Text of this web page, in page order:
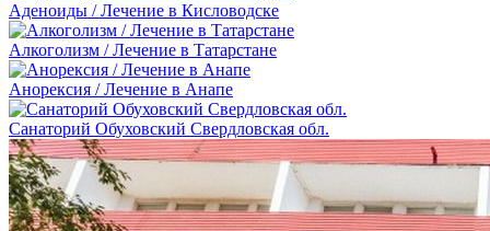
Аденоиды / Лечение в Кисловодске
Алкоголизм / Лечение в Татарстане
Анорексия / Лечение в Анапе
Санаторий Обуховский Свердловская обл.